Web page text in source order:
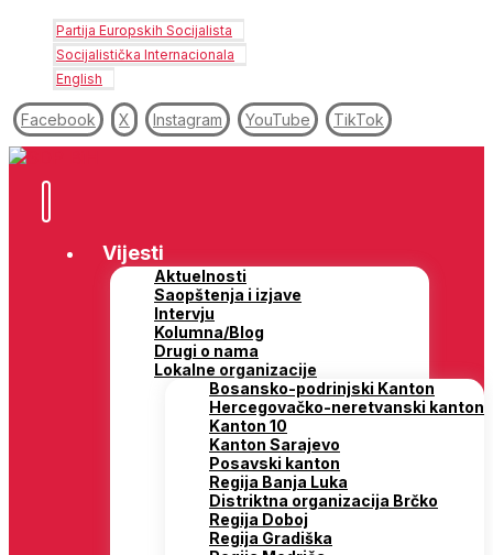
Partija Europskih Socijalista
Socijalistička Internacionala
English
Facebook X Instagram YouTube TikTok
Vijesti
Aktuelnosti
Saopštenja i izjave
Intervju
Kolumna/Blog
Drugi o nama
Lokalne organizacije
Bosansko-podrinjski Kanton
Hercegovačko-neretvanski kanton
Kanton 10
Kanton Sarajevo
Posavski kanton
Regija Banja Luka
Distriktna organizacija Brčko
Regija Doboj
Regija Gradiška